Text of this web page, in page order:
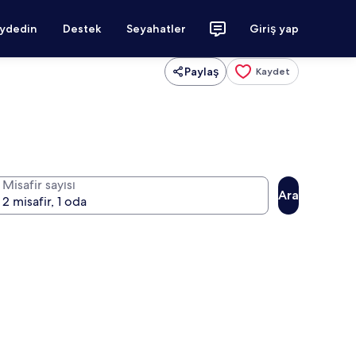
Destek Seyahatler Giriş yap
Paylaş Kaydet
Misafir sayısı
Ara